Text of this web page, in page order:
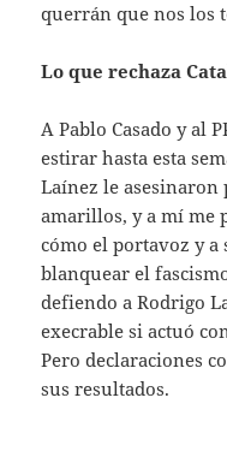
querrán que nos los
Lo que rechaza
A Pablo Casado y al
estirar hasta esta
Laínez le
amarillos, y a mí me
cómo el portavoz y
blanquear el
defiendo a Rodrigo
execrable si actuó
Pero declaraciones
sus resultados.